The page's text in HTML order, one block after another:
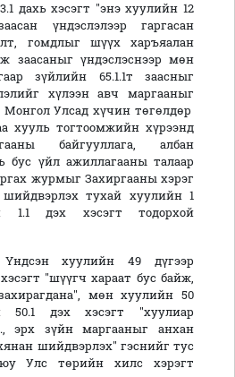
дахь хэсэгт "энэ хуулийн 12
үндэслэлээр гаргасан
гомдлыг шүүх харъяалан
заасаныг үндэслэснээр мөн
зүйлийн 65.1.1т заасныг
хүлээн авч маргааныг
Монгол Улсад хүчин төгөлдөр
хууль тогтоомжийн хүрээнд
байгууллага, албан
бус үйл ажиллагааны талаар
журмыг Захиргааны хэрэг
тухай хуулийн 1
1.1 дэх хэсэгт тодорхой
хуулийн 49 дүгээр
"шүүгч хараат бус байж,
мөн хуулийн 50
50.1 дэх хэсэгт "хуулиар
эрх зүйн маргааныг анхан
шийдвэрлэх" гэснийг тус
Улс төрийн хилс хэрэгт